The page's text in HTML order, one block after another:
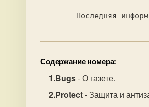
Содержание номера:
Bugs- О газете.
Protect- Защита и